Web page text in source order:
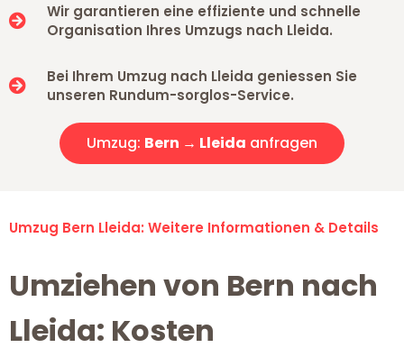
Wir garantieren eine effiziente und schnelle
Organisation Ihres Umzugs nach Lleida.
Bei Ihrem Umzug nach Lleida geniessen Sie
unseren Rundum-sorglos-Service.
Umzug: Bern → Lleida anfragen
Umzug Bern Lleida: Weitere Informationen & Details
Umziehen von Bern nach
Lleida: Kosten